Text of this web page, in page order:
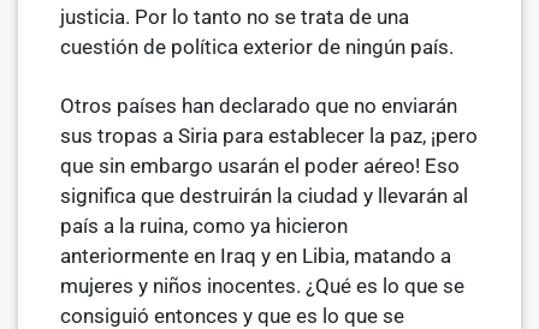
justicia. Por lo tanto no se trata de una
cuestión de política exterior de ningún país.
Otros países han declarado que no enviarán
sus tropas a Siria para esta­blecer la paz, ¡pero
que sin embargo usarán el poder aéreo! Eso
significa que destruirán la ciudad y llevarán al
país a la ruina, como ya hicieron
anteriormente en Iraq y en Libia, matando a
mujeres y niños inocentes. ¿Qué es lo que se
consiguió entonces y que es lo que se